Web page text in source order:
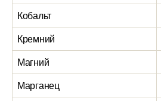
Кобальт
Кремний
Магний
Марганец